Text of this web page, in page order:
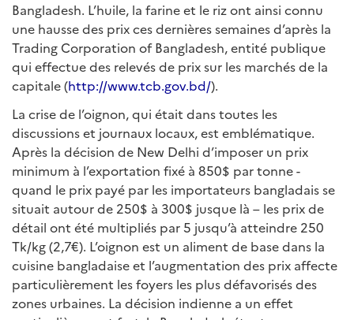
Bangladesh. L’huile, la farine et le riz ont ainsi connu
une hausse des prix ces dernières semaines d’après la
Trading Corporation of Bangladesh, entité publique
qui effectue des relevés de prix sur les marchés de la
capitale (http://www.tcb.gov.bd/).
La crise de l’oignon, qui était dans toutes les
discussions et journaux locaux, est emblématique.
Après la décision de New Delhi d’imposer un prix
minimum à l’exportation fixé à 850$ par tonne -
quand le prix payé par les importateurs bangladais se
situait autour de 250$ à 300$ jusque là – les prix de
détail ont été multipliés par 5 jusqu’à atteindre 250
Tk/kg (2,7€). L’oignon est un aliment de base dans la
cuisine bangladaise et l’augmentation des prix affecte
particulièrement les foyers les plus défavorisés des
zones urbaines. La décision indienne a un effet